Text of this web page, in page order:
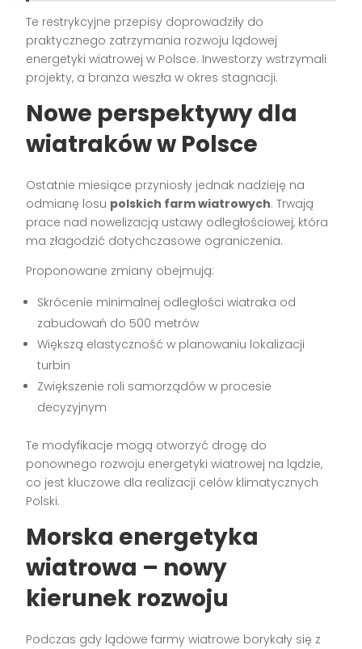
Te restrykcyjne przepisy doprowadziły do
praktycznego zatrzymania rozwoju lądowej
energetyki wiatrowej w Polsce. Inwestorzy wstrzymali
projekty, a branża weszła w okres stagnacji.
Nowe perspektywy dla
wiatraków w Polsce
Ostatnie miesiące przyniosły jednak nadzieję na
odmianę losu polskich farm wiatrowych. Trwają
prace nad nowelizacją ustawy odległościowej, która
ma złagodzić dotychczasowe ograniczenia.
Proponowane zmiany obejmują:
Skrócenie minimalnej odległości wiatraka od
zabudowań do 500 metrów
Większą elastyczność w planowaniu lokalizacji
turbin
Zwiększenie roli samorządów w procesie
decyzyjnym
Te modyfikacje mogą otworzyć drogę do
ponownego rozwoju energetyki wiatrowej na lądzie,
co jest kluczowe dla realizacji celów klimatycznych
Polski.
Morska energetyka
wiatrowa – nowy
kierunek rozwoju
Podczas gdy lądowe farmy wiatrowe borykały się z